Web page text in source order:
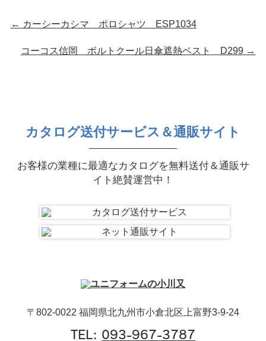
← カーシーカシマ ポロシャツ ESP1034
コーコス信岡 ボルトクール日傘遮熱ベスト D299 →
カタログ送付サービス＆通販サイト
お客様の業種に最適なカタログを無料送付＆通販サ
イト絶賛運営中！
〒802-0022 福岡県北九州市小倉北区上富野3-9-24
TEL: 093-967-3787